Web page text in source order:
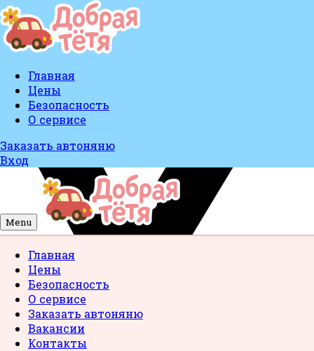
Главная
Цены
Безопасность
О сервисе
Заказать автоняню
Вход
Menu
Главная
Цены
Безопасность
О сервисе
Заказать автоняню
Вакансии
Контакты